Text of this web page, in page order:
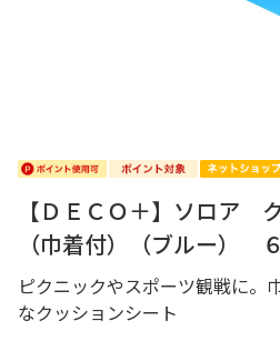
【ＤＥＣＯ＋】ソロア
（巾着付）（ブルー）
ピクニックやスポーツ観戦に。
なクッションシート